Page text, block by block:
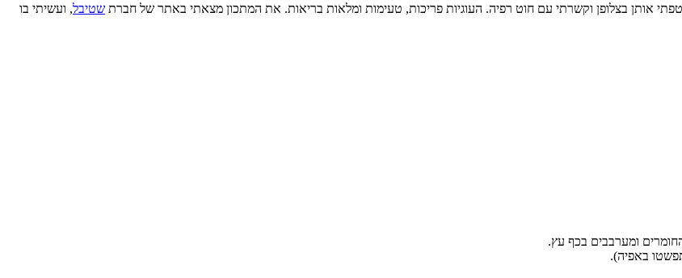
אותן בצלופן וקשרתי עם חוט רפיה. העוגיות פריכות, טעימות ומלאות בריאות. את המתכון מצאתי באתר של חברת שטיבל, ועשיתי בו
ומערבבים בכף עץ.
באפיה).